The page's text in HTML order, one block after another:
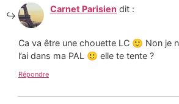
Carnet Parisien dit :
Ca va être une chouette LC 🙂 Non je
l’ai dans ma PAL 🙂 elle te tente ?
Répondre